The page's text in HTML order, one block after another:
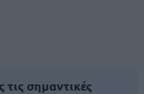
σημαντικές